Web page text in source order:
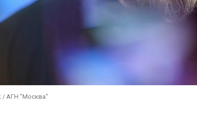
/ АГН "Москва"